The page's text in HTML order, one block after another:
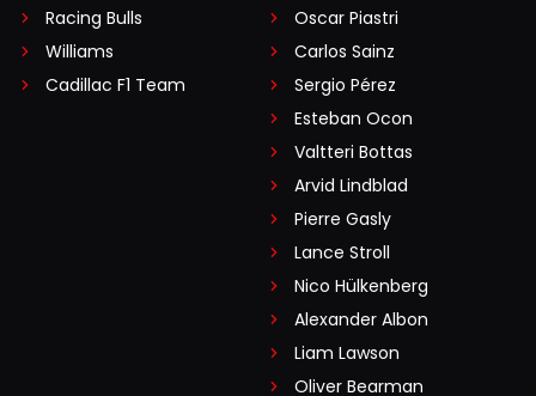
Racing Bulls
Williams
Cadillac F1 Team
Oscar Piastri
Carlos Sainz
Sergio Pérez
Esteban Ocon
Valtteri Bottas
Arvid Lindblad
Pierre Gasly
Lance Stroll
Nico Hülkenberg
Alexander Albon
Liam Lawson
Oliver Bearman